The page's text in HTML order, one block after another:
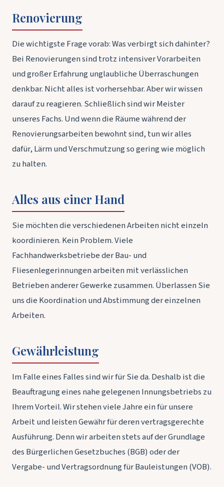
Renovierung
Die wichtigste Frage vorab: Was verbirgt sich dahinter?
Bei Renovierungen sind trotz intensiver Vorarbeiten
und großer Erfahrung unglaubliche Überraschungen
denkbar. Nicht alles ist vorhersehbar. Aber wir wissen
darauf zu reagieren. Schließlich sind wir Meister
unseres Fachs. Und wenn die Räume während der
Renovierungsarbeiten bewohnt sind, tun wir alles
dafür, Lärm und Verschmutzung so gering wie möglich
zu halten.
Alles aus einer Hand
Sie möchten die verschiedenen Arbeiten nicht einzeln
koordinieren. Kein Problem. Viele
Fachhandwerksbetriebe der Bau- und
Fliesenlegerinnungen arbeiten mit verlässlichen
Betrieben anderer Gewerke zusammen. Überlassen Sie
uns die Koordination und Abstimmung der einzelnen
Arbeiten.
Gewährleistung
Im Falle eines Falles sind wir für Sie da. Deshalb ist die
Beauftragung eines nahe gelegenen Innungsbetriebs zu
Ihrem Vorteil. Wir stehen viele Jahre ein für unsere
Arbeit und leisten Gewähr für deren vertragsgerechte
Ausführung. Denn wir arbeiten stets auf der Grundlage
des Bürgerlichen Gesetzbuches (BGB) oder der
Vergabe- und Vertragsordnung für Bauleistungen (VOB).